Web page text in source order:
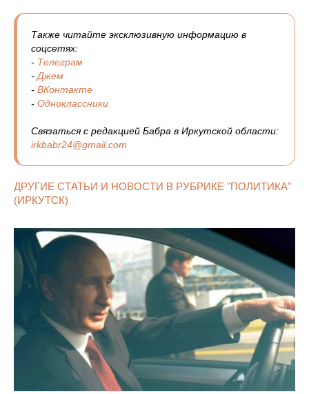
Также читайте эксклюзивную информацию в
соцсетях:
- Телеграм
- Джем
- ВКонтакте
- Одноклассники
Связаться с редакцией Бабра в Иркутской области:
irkbabr24@gmail.com
ДРУГИЕ СТАТЬИ И НОВОСТИ В РУБРИКЕ "ПОЛИТИКА"
(ИРКУТСК)